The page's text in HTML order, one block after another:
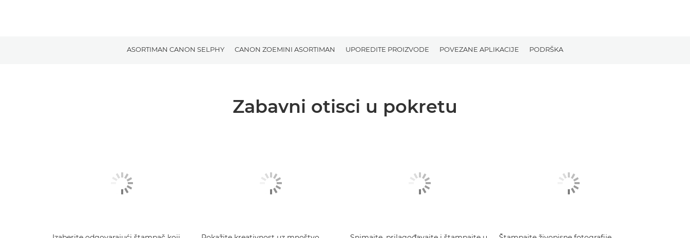
ASORTIMAN CANON SELPHY CANON ZOEMINI ASORTIMAN UPOREDITE PROIZVODE POVEZANE APLIKACIJE PODRŠKA
Zabavni otisci u pokretu